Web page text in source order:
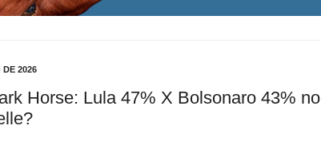
DE 2026
Horse: Lula 47% X Bolsonaro 43% no